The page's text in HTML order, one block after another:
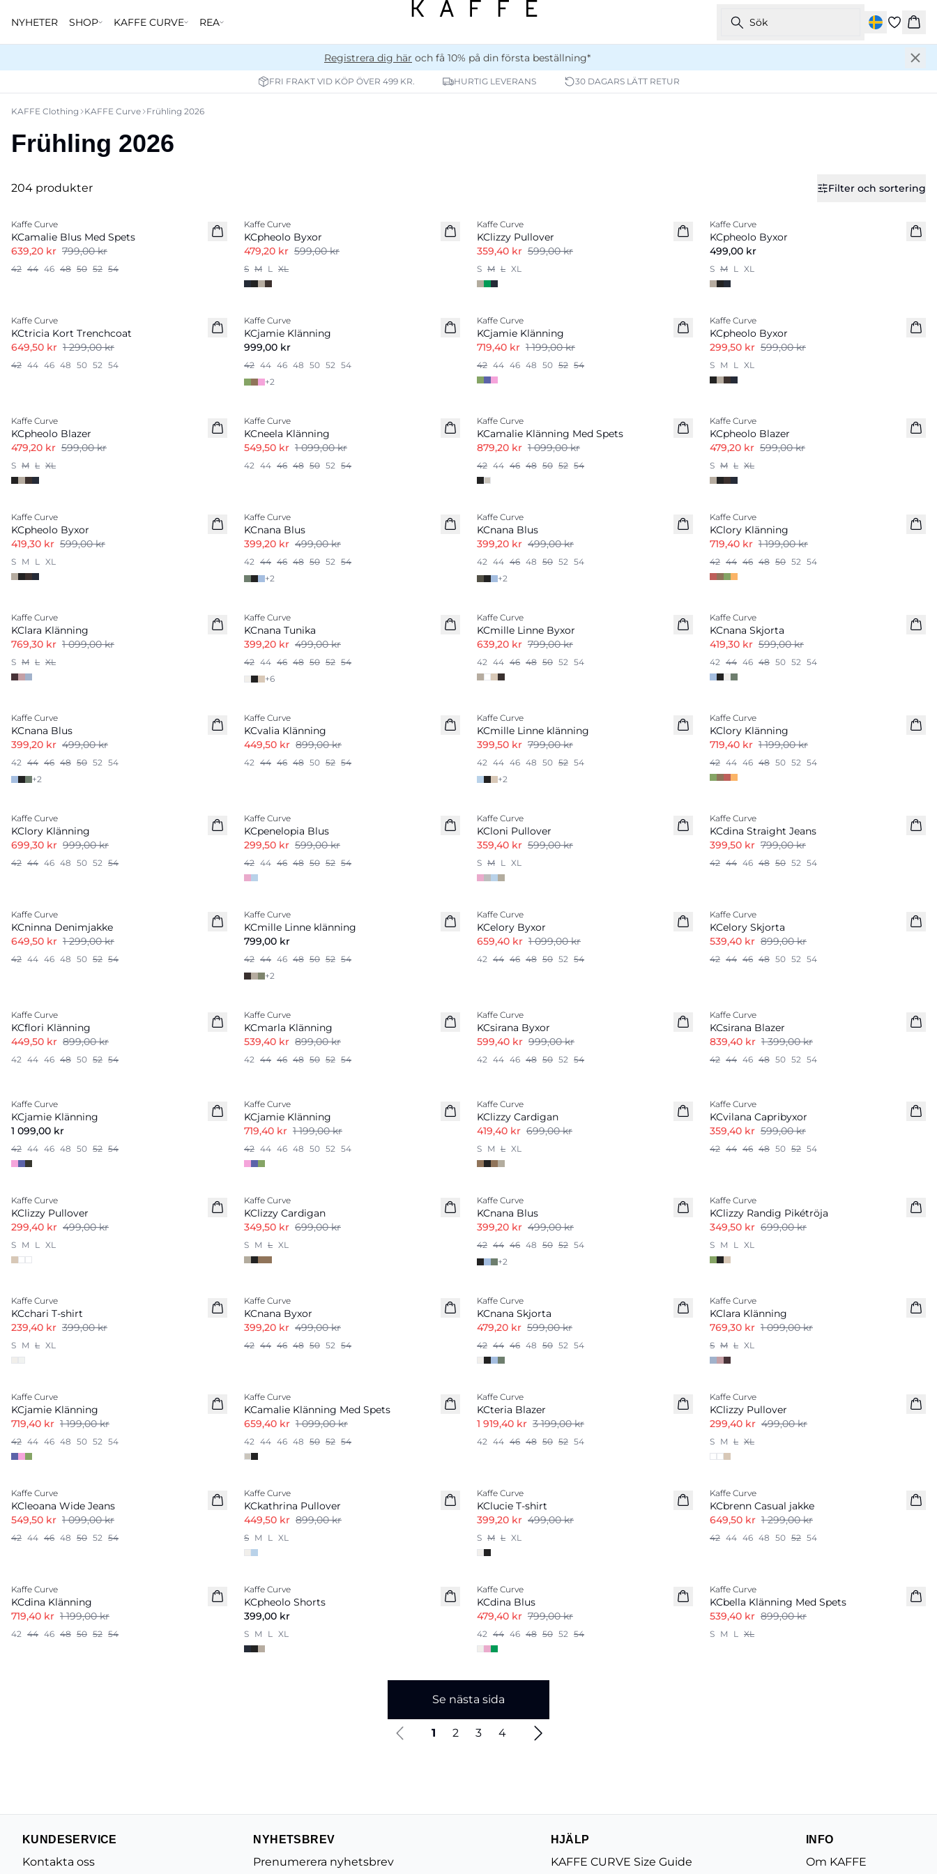
NYHETER SHOP KAFFE CURVE REA Sök Korg
Registrera dig här och få 10% på din första beställning*
FRI FRAKT VID KÖP ÖVER 499 KR. HURTIG LEVERANS 30 DAGARS LÄTT RETUR
KAFFE Clothing KAFFE Curve Frühling 2026
Frühling 2026
204 produkter Filter och sortering
Kaffe Curve
KCamalie Blus Med Spets
639,20 kr 799,00 kr
42 44 46 48 50 52 54
Kaffe Curve
KCpheolo Byxor
479,20 kr 599,00 kr
S M L XL
Kaffe Curve
KClizzy Pullover
359,40 kr 599,00 kr
S M L XL
Nyhet
Kaffe Curve
KCpheolo Byxor
499,00 kr
S M L XL
Kaffe Curve
KCtricia Kort Trenchcoat
649,50 kr 1 299,00 kr
42 44 46 48 50 52 54
Nyhet
Kaffe Curve
KCjamie Klänning
999,00 kr
42 44 46 48 50 52 54
+2
Kaffe Curve
KCjamie Klänning
719,40 kr 1 199,00 kr
42 44 46 48 50 52 54
Kaffe Curve
KCpheolo Byxor
299,50 kr 599,00 kr
S M L XL
Kaffe Curve
KCpheolo Blazer
479,20 kr 599,00 kr
S M L XL
Kaffe Curve
KCneela Klänning
549,50 kr 1 099,00 kr
42 44 46 48 50 52 54
Kaffe Curve
KCamalie Klänning Med Spets
879,20 kr 1 099,00 kr
42 44 46 48 50 52 54
Kaffe Curve
KCpheolo Blazer
479,20 kr 599,00 kr
S M L XL
Kaffe Curve
KCpheolo Byxor
419,30 kr 599,00 kr
S M L XL
Kaffe Curve
KCnana Blus
399,20 kr 499,00 kr
42 44 46 48 50 52 54
+2
Kaffe Curve
KCnana Blus
399,20 kr 499,00 kr
42 44 46 48 50 52 54
+2
Kaffe Curve
KClory Klänning
719,40 kr 1 199,00 kr
42 44 46 48 50 52 54
Kaffe Curve
KClara Klänning
769,30 kr 1 099,00 kr
S M L XL
Kaffe Curve
KCnana Tunika
399,20 kr 499,00 kr
42 44 46 48 50 52 54
+6
Linnemix
Kaffe Curve
KCmille Linne Byxor
639,20 kr 799,00 kr
42 44 46 48 50 52 54
Kaffe Curve
KCnana Skjorta
419,30 kr 599,00 kr
42 44 46 48 50 52 54
Kaffe Curve
KCnana Blus
399,20 kr 499,00 kr
42 44 46 48 50 52 54
+2
Kaffe Curve
KCvalia Klänning
449,50 kr 899,00 kr
42 44 46 48 50 52 54
Linnemix
Kaffe Curve
KCmille Linne klänning
399,50 kr 799,00 kr
42 44 46 48 50 52 54
+2
Kaffe Curve
KClory Klänning
719,40 kr 1 199,00 kr
42 44 46 48 50 52 54
Kaffe Curve
KClory Klänning
699,30 kr 999,00 kr
42 44 46 48 50 52 54
Kaffe Curve
KCpenelopia Blus
299,50 kr 599,00 kr
42 44 46 48 50 52 54
Kaffe Curve
KCloni Pullover
359,40 kr 599,00 kr
S M L XL
Kaffe Curve
KCdina Straight Jeans
399,50 kr 799,00 kr
42 44 46 48 50 52 54
Kaffe Curve
KCninna Denimjakke
649,50 kr 1 299,00 kr
42 44 46 48 50 52 54
Nyhet
Linnemix
Kaffe Curve
KCmille Linne klänning
799,00 kr
42 44 46 48 50 52 54
+2
Kaffe Curve
KCelory Byxor
659,40 kr 1 099,00 kr
42 44 46 48 50 52 54
Kaffe Curve
KCelory Skjorta
539,40 kr 899,00 kr
42 44 46 48 50 52 54
Kaffe Curve
KCflori Klänning
449,50 kr 899,00 kr
42 44 46 48 50 52 54
Kaffe Curve
KCmarla Klänning
539,40 kr 899,00 kr
42 44 46 48 50 52 54
Kaffe Curve
KCsirana Byxor
599,40 kr 999,00 kr
42 44 46 48 50 52 54
Kaffe Curve
KCsirana Blazer
839,40 kr 1 399,00 kr
42 44 46 48 50 52 54
Kaffe Curve
KCjamie Klänning
1 099,00 kr
42 44 46 48 50 52 54
Kaffe Curve
KCjamie Klänning
719,40 kr 1 199,00 kr
42 44 46 48 50 52 54
Kaffe Curve
KClizzy Cardigan
419,40 kr 699,00 kr
S M L XL
Kaffe Curve
KCvilana Capribyxor
359,40 kr 599,00 kr
42 44 46 48 50 52 54
Kaffe Curve
KClizzy Pullover
299,40 kr 499,00 kr
S M L XL
Kaffe Curve
KClizzy Cardigan
349,50 kr 699,00 kr
S M L XL
Kaffe Curve
KCnana Blus
399,20 kr 499,00 kr
42 44 46 48 50 52 54
+2
Kaffe Curve
KClizzy Randig Pikétröja
349,50 kr 699,00 kr
S M L XL
Kaffe Curve
KCchari T-shirt
239,40 kr 399,00 kr
S M L XL
Kaffe Curve
KCnana Byxor
399,20 kr 499,00 kr
42 44 46 48 50 52 54
Kaffe Curve
KCnana Skjorta
479,20 kr 599,00 kr
42 44 46 48 50 52 54
Kaffe Curve
KClara Klänning
769,30 kr 1 099,00 kr
S M L XL
Kaffe Curve
KCjamie Klänning
719,40 kr 1 199,00 kr
42 44 46 48 50 52 54
Kaffe Curve
KCamalie Klänning Med Spets
659,40 kr 1 099,00 kr
42 44 46 48 50 52 54
Kaffe Curve
KCteria Blazer
1 919,40 kr 3 199,00 kr
42 44 46 48 50 52 54
Kaffe Curve
KClizzy Pullover
299,40 kr 499,00 kr
S M L XL
Kaffe Curve
KCleoana Wide Jeans
549,50 kr 1 099,00 kr
42 44 46 48 50 52 54
Kaffe Curve
KCkathrina Pullover
449,50 kr 899,00 kr
S M L XL
Kaffe Curve
KClucie T-shirt
399,20 kr 499,00 kr
S M L XL
Kaffe Curve
KCbrenn Casual jakke
649,50 kr 1 299,00 kr
42 44 46 48 50 52 54
Kaffe Curve
KCdina Klänning
719,40 kr 1 199,00 kr
42 44 46 48 50 52 54
Nyhet
Kaffe Curve
KCpheolo Shorts
399,00 kr
S M L XL
Kaffe Curve
KCdina Blus
479,40 kr 799,00 kr
42 44 46 48 50 52 54
Kaffe Curve
KCbella Klänning Med Spets
539,40 kr 899,00 kr
S M L XL
Se nästa sida
1 2 3 4
KUNDESERVICE
Kontakta oss
NYHETSBREV
Prenumerera nyhetsbrev
HJÄLP
KAFFE CURVE Size Guide
INFO
Om KAFFE